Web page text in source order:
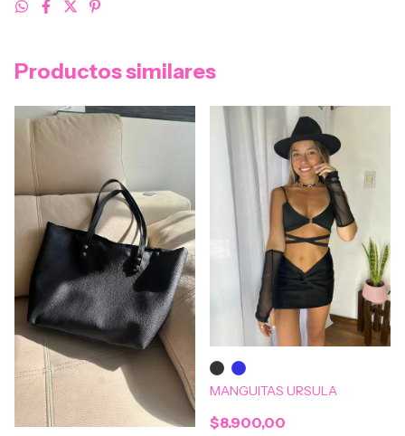
Productos similares
MANGUITAS URSULA
$8.900,00